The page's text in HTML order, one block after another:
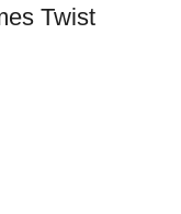
Twist